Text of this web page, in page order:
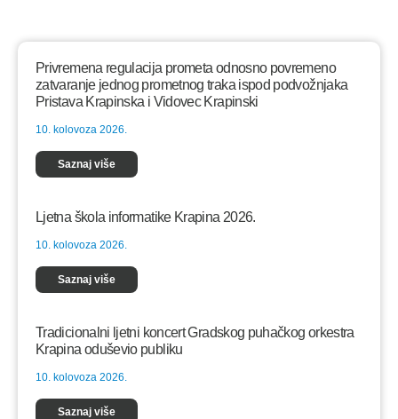
Privremena regulacija prometa odnosno povremeno
zatvaranje jednog prometnog traka ispod podvožnjaka
Pristava Krapinska i Vidovec Krapinski
10. kolovoza 2026.
Saznaj više
Ljetna škola informatike Krapina 2026.
10. kolovoza 2026.
Saznaj više
Tradicionalni ljetni koncert Gradskog puhačkog orkestra
Krapina oduševio publiku
10. kolovoza 2026.
Saznaj više